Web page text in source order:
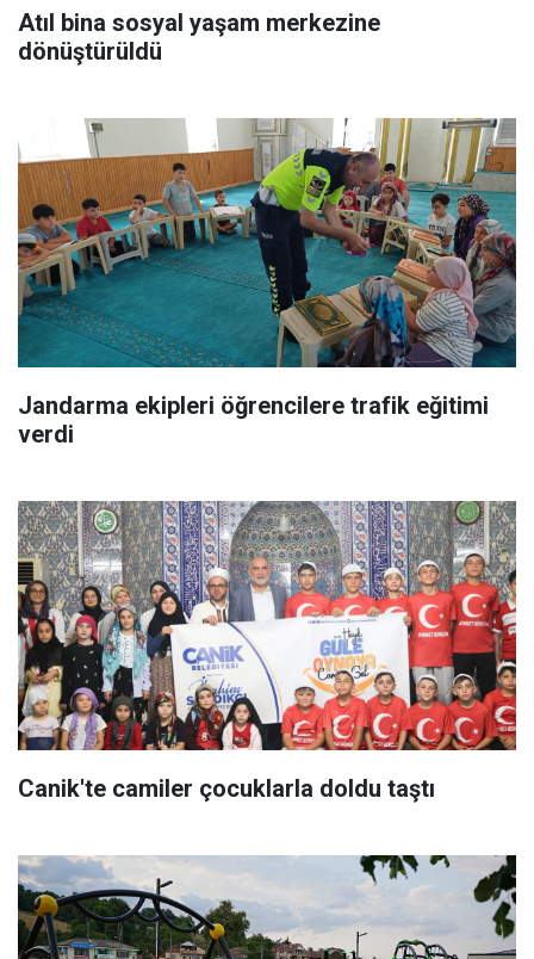
Atıl bina sosyal yaşam merkezine
dönüştürüldü
Jandarma ekipleri öğrencilere trafik eğitimi
verdi
Canik'te camiler çocuklarla doldu taştı